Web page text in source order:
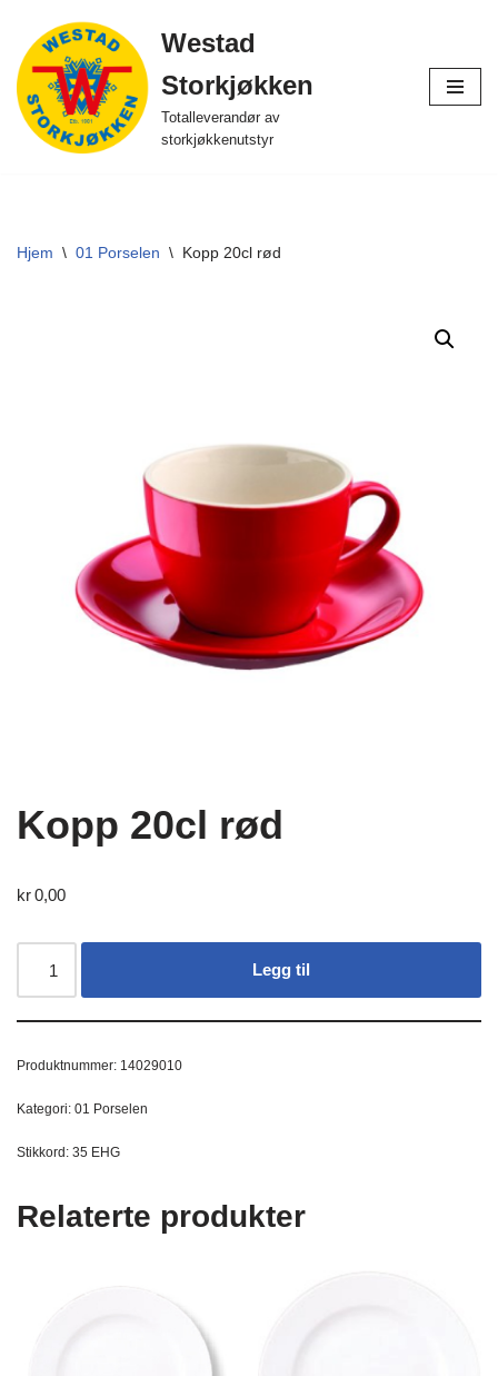
Hopp
til
innholdet
Westad
Storkjøkken
Totalleverandør av
storkjøkkenutstyr
Hjem \ 01 Porselen \ Kopp 20cl rød
Kopp 20cl rød
kr0,00
Legg til
Produktnummer: 14029010
Kategori: 01 Porselen
Stikkord: 35 EHG
Relaterte produkter